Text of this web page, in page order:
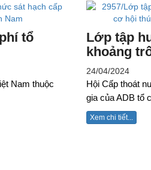
tổ
Nam thuộc
Lớp tập
khoảng
24/04/2024
Hội Cấp thoát
gia của ADB tổ
Xem chi tiết...